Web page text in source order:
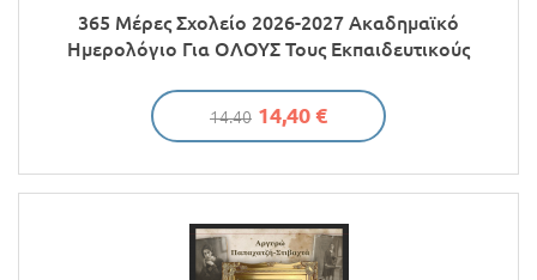
365 Μέρες Σχολείο 2026-2027 Ακαδημαϊκό
Ημερολόγιο Για ΟΛΟΥΣ Τους Εκπαιδευτικούς
14.40 14,40 €